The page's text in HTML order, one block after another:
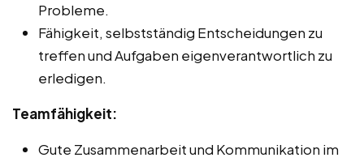
Probleme.
Fähigkeit, selbstständig Entscheidungen zu
treffen und Aufgaben eigenverantwortlich zu
erledigen.
Teamfähigkeit:
Gute Zusammenarbeit und Kommunikation im